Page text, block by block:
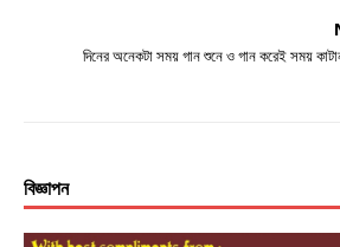
দিনের অনেকটা সময় গান শুনে ও গান করেই সময়
বিজ্ঞাপন